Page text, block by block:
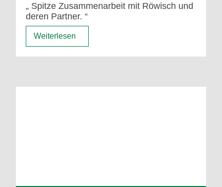
Spitze Zusammenarbeit mit Röwisch und
deren Partner.
Weiterlesen